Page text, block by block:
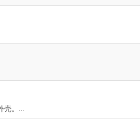
。...